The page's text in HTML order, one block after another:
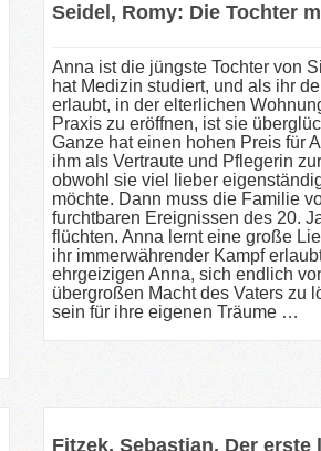
Seidel, Romy: Die Tochter
Anna ist die jüngste Tochter von
hat Medizin studiert, und als ihr
erlaubt, in der elterlichen
Praxis zu eröffnen, ist sie
Ganze hat einen hohen Preis für
ihm als Vertraute und Pflegerin
obwohl sie viel lieber
möchte. Dann muss die Familie
furchtbaren Ereignissen des 20.
flüchten. Anna lernt eine große
ihr immerwährender Kampf
ehrgeizigen Anna, sich endlich
übergroßen Macht des Vaters zu
sein für ihre eigenen Träume …
Fitzek, Sebastian. Der erste